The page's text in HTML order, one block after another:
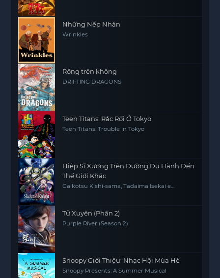
Những Nếp Nhăn
Wrinkles
Rồng trên không
DRIFTING DRAGONS
Teen Titans: Rắc Rối Ở Tokyo
Teen Titans: Trouble in Tokyo
Hiệp Sĩ Xương Trên Đường Du Hành Đến
Thế Giới Khác
Gaikotsu Kishi-sama, Tadaima Isekai e
Tử Xuyên (Phần 2)
Purple River (Season 2)
Snoopy Giới Thiệu: Nhạc Hội Mùa Hè
Snoopy Presents: A Summer Musical